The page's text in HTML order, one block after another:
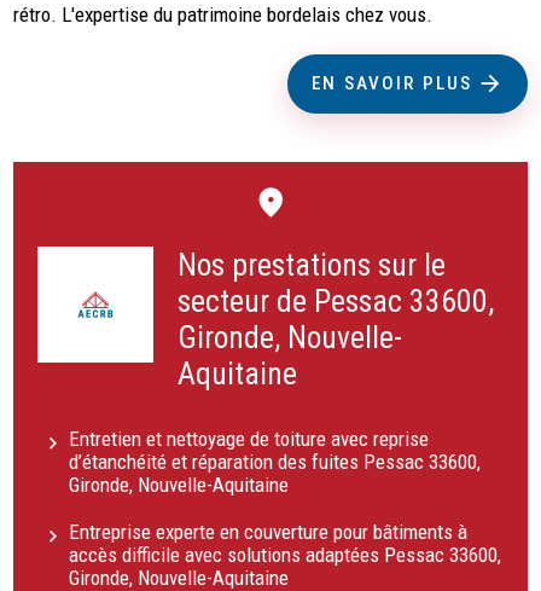
rétro. L'expertise du patrimoine bordelais chez vous.
EN SAVOIR PLUS
Nos prestations sur le
secteur de Pessac 33600,
Gironde, Nouvelle-
Aquitaine
Entretien et nettoyage de toiture avec reprise
d’étanchéité et réparation des fuites Pessac 33600,
Gironde, Nouvelle-Aquitaine
Entreprise experte en couverture pour bâtiments à
accès difficile avec solutions adaptées Pessac 33600,
Gironde, Nouvelle-Aquitaine